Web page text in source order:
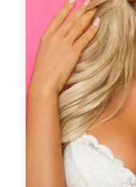
Mijn profiel
Inloggen
Gratis registreren
Wachtwoord